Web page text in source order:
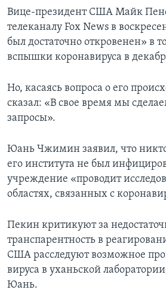
Вице-президент США Майк
телеканалу Fox News в
был достаточно откровенен» в
вспышки коронавируса в
Но, касаясь вопроса о его
сказал: «В свое время мы
запросы».
Юань Чжимин заявил, что
его института не был
учреждение «проводит
областях, связанных с
Пекин критикуют за
транспарентность в
США расследуют возможное
вируса в уханьской
Юань.